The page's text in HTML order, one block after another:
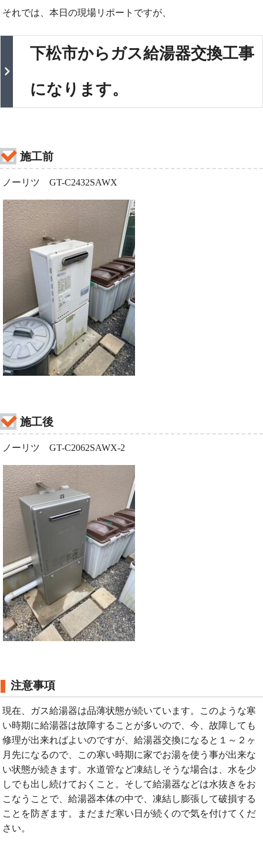
それでは、本日の現場リポートですが、
下松市からガス給湯器交換工事
になります。
施工前
ノーリツ GT-C2432SAWX
施工後
ノーリツ GT-C2062SAWX-2
注意事項
現在、ガス給湯器は品薄状態が続いています。このような寒
い時期に給湯器は故障することが多いので、今、故障しても
修理が出来ればよいのですが、給湯器交換になると１～２ヶ
月先になるので、この寒い時期に家でお湯を使う事が出来な
い状態が続きます。水道管など凍結しそうな場合は、水を少
しでも出し続けておくこと。そして給湯器などは水抜きをお
こなうことで、給湯器本体の中で、凍結し膨張して破損する
ことを防ぎます。まだまだ寒い日が続くので気を付けてくだ
さい。